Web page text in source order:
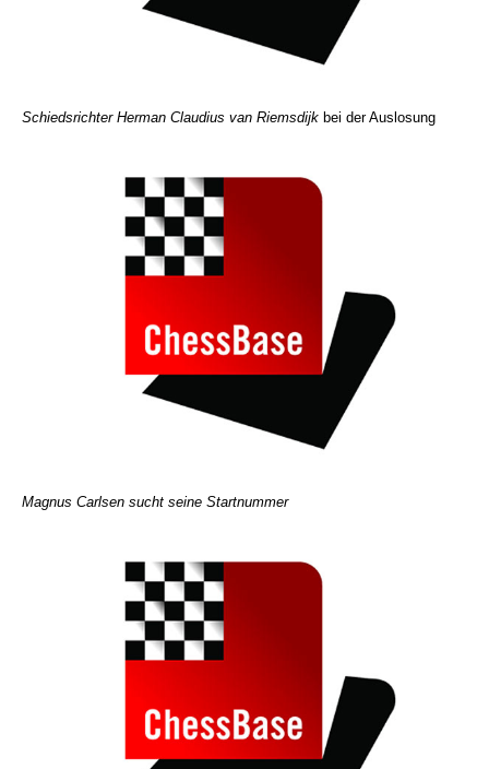
Schiedsrichter Herman Claudius van Riemsdijk bei der Auslosung
Magnus Carlsen sucht seine Startnummer